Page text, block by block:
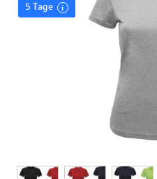
5 Tage